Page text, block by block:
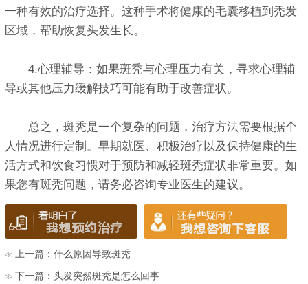
一种有效的治疗选择。这种手术将健康的毛囊移植到秃发
区域，帮助恢复头发生长。
4.心理辅导：如果斑秃与心理压力有关，寻求心理辅
导或其他压力缓解技巧可能有助于改善症状。
总之，斑秃是一个复杂的问题，治疗方法需要根据个
人情况进行定制。早期就医、积极治疗以及保持健康的生
活方式和饮食习惯对于预防和减轻斑秃症状非常重要。如
果您有斑秃问题，请务必咨询专业医生的建议。
上一篇：什么原因导致斑秃
下一篇：头发突然斑秃是怎么回事